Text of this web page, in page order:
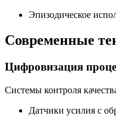
Эпизодическое
Современные
Цифровизация
Системы контроля
Датчики усилия с